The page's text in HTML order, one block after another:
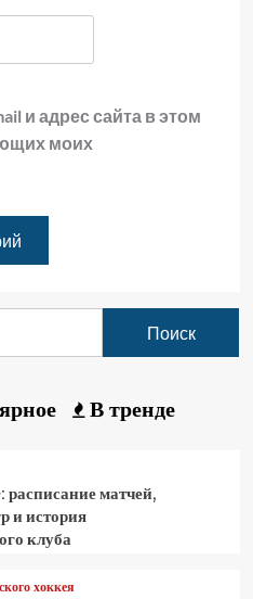
и адрес сайта в этом
моих
В тренде
матчей,
и история
клуба
хоккея